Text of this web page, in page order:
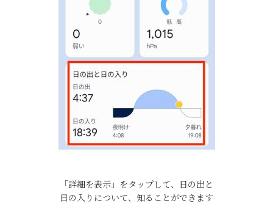
「詳細を表示」をタップして、日の出と
日の入りについて、知ることができます